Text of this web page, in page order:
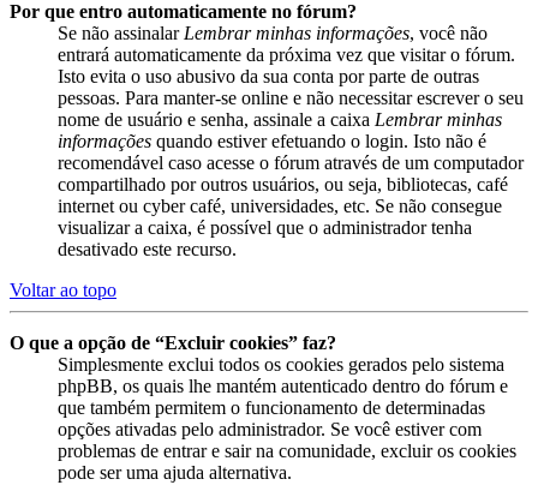
Por que entro automaticamente no fórum?
Se não assinalar Lembrar minhas informações, você não
entrará automaticamente da próxima vez que visitar o fórum.
Isto evita o uso abusivo da sua conta por parte de outras
pessoas. Para manter-se online e não necessitar escrever o seu
nome de usuário e senha, assinale a caixa Lembrar minhas
informações quando estiver efetuando o login. Isto não é
recomendável caso acesse o fórum através de um computador
compartilhado por outros usuários, ou seja, bibliotecas, café
internet ou cyber café, universidades, etc. Se não consegue
visualizar a caixa, é possível que o administrador tenha
desativado este recurso.
Voltar ao topo
O que a opção de “Excluir cookies” faz?
Simplesmente exclui todos os cookies gerados pelo sistema
phpBB, os quais lhe mantém autenticado dentro do fórum e
que também permitem o funcionamento de determinadas
opções ativadas pelo administrador. Se você estiver com
problemas de entrar e sair na comunidade, excluir os cookies
pode ser uma ajuda alternativa.